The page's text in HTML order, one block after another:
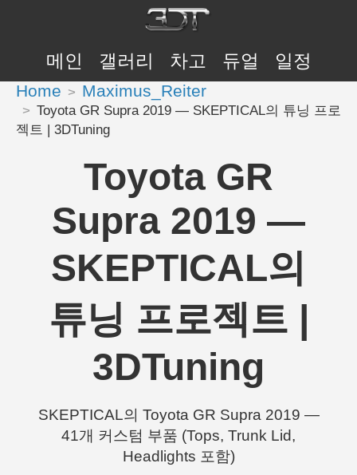
메인 갤러리 차고 듀얼 일정
Home Maximus_Reiter
Toyota GR Supra 2019 — SKEPTICAL의 튜닝 프로
젝트 | 3DTuning
Toyota GR
Supra 2019 —
SKEPTICAL의
튜닝 프로젝트 |
3DTuning
SKEPTICAL의 Toyota GR Supra 2019 —
41개 커스텀 부품 (Tops, Trunk Lid,
Headlights 포함)